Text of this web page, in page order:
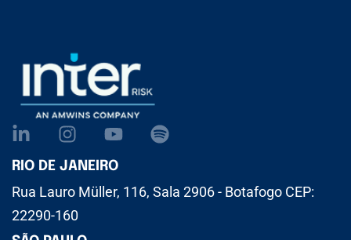
RIO DE JANEIRO
Rua Lauro Müller, 116, Sala 2906 - Botafogo CEP:
22290-160